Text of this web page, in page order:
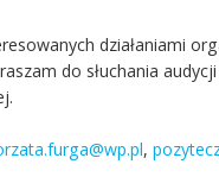
działaniami
do słuchania
,